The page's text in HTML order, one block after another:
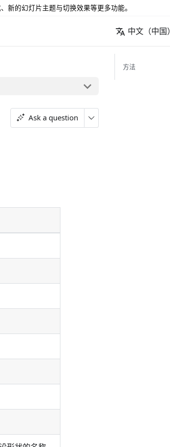
新的幻灯片主题与切换效果等更多功能。
中文（中国）
Ask a question
方法